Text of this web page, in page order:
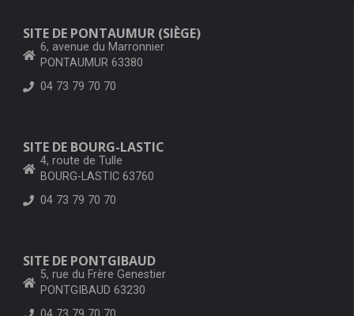
SITE DE PONTAUMUR (SIÈGE)
6, avenue du Marronnier
PONTAUMUR 63380
04 73 79 70 70
SITE DE BOURG-LASTIC
4, route de Tulle
BOURG-LASTIC 63760
04 73 79 70 70
SITE DE PONTGIBAUD
5, rue du Frère Genestier
PONTGIBAUD 63230